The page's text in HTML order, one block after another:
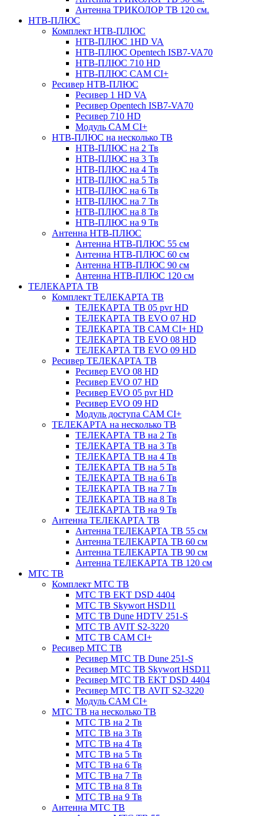
Антенна ТРИКОЛОР ТВ 120 см.
НТВ-ПЛЮС
Комплект НТВ-ПЛЮС
НТВ-ПЛЮС 1HD VA
НТВ-ПЛЮС Opentech ISB7-VA70
НТВ-ПЛЮС 710 HD
НТВ-ПЛЮС CAM CI+
Ресивер НТВ-ПЛЮС
Ресивер 1 HD VA
Ресивер Opentech ISB7-VA70
Ресивер 710 HD
Модуль CAM CI+
НТВ-ПЛЮС на несколько ТВ
НТВ-ПЛЮС на 2 Тв
НТВ-ПЛЮС на 3 Тв
НТВ-ПЛЮС на 4 Тв
НТВ-ПЛЮС на 5 Тв
НТВ-ПЛЮС на 6 Тв
НТВ-ПЛЮС на 7 Тв
НТВ-ПЛЮС на 8 Тв
НТВ-ПЛЮС на 9 Тв
Антенна НТВ-ПЛЮС
Антенна НТВ-ПЛЮС 55 см
Антенна НТВ-ПЛЮС 60 см
Антенна НТВ-ПЛЮС 90 см
Антенна НТВ-ПЛЮС 120 см
ТЕЛЕКАРТА ТВ
Комплект ТЕЛЕКАРТА ТВ
ТЕЛЕКАРТА ТВ 05 pvr HD
ТЕЛЕКАРТА ТВ EVO 07 HD
ТЕЛЕКАРТА ТВ CAM CI+ HD
ТЕЛЕКАРТА ТВ EVO 08 HD
ТЕЛЕКАРТА ТВ EVO 09 HD
Ресивер ТЕЛЕКАРТА ТВ
Ресивер EVO 08 HD
Ресивер EVO 07 HD
Ресивер EVO 05 pvr HD
Ресивер EVO 09 HD
Модуль доступа CAM CI+
ТЕЛЕКАРТА на несколько ТВ
ТЕЛЕКАРТА ТВ на 2 Тв
ТЕЛЕКАРТА ТВ на 3 Тв
ТЕЛЕКАРТА ТВ на 4 Тв
ТЕЛЕКАРТА ТВ на 5 Тв
ТЕЛЕКАРТА ТВ на 6 Тв
ТЕЛЕКАРТА ТВ на 7 Тв
ТЕЛЕКАРТА ТВ на 8 Тв
ТЕЛЕКАРТА ТВ на 9 Тв
Антенна ТЕЛЕКАРТА ТВ
Антенна ТЕЛЕКАРТА ТВ 55 см
Антенна ТЕЛЕКАРТА ТВ 60 см
Антенна ТЕЛЕКАРТА ТВ 90 см
Антенна ТЕЛЕКАРТА ТВ 120 см
МТС ТВ
Комплект МТС ТВ
МТС ТВ EKT DSD 4404
МТС ТВ Skywort HSD11
МТС ТВ Dune HDTV 251-S
МТС ТВ AVIT S2-3220
МТС ТВ CAM CI+
Ресивер МТС ТВ
Ресивер МТС ТВ Dune 251-S
Ресивер МТС ТВ Skywort HSD11
Ресивер МТС ТВ EKT DSD 4404
Ресивер МТС ТВ AVIT S2-3220
Модуль CAM CI+
МТС ТВ на несколько ТВ
МТС ТВ на 2 Тв
МТС ТВ на 3 Тв
МТС ТВ на 4 Тв
МТС ТВ на 5 Тв
МТС ТВ на 6 Тв
МТС ТВ на 7 Тв
МТС ТВ на 8 Тв
МТС ТВ на 9 Тв
Антенна МТС ТВ